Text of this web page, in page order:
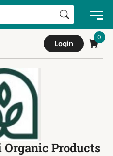
Search Button
Login
Products